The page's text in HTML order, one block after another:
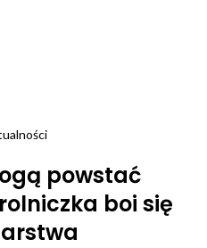
powstać
boi się